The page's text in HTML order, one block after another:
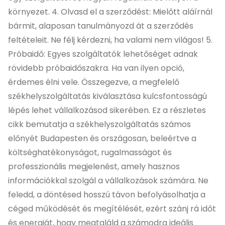
környezet. 4. Olvasd el a szerződést: Mielőtt aláírnál
bármit, alaposan tanulmányozd át a szerződés
feltételeit. Ne félj kérdezni, ha valami nem világos! 5.
Próbaidő: Egyes szolgáltatók lehetőséget adnak
rövidebb próbaidőszakra. Ha van ilyen opció,
érdemes élni vele. Összegezve, a megfelelő
székhelyszolgáltatás kiválasztása kulcsfontosságú
lépés lehet vállalkozásod sikerében. Ez a részletes
cikk bemutatja a székhelyszolgáltatás számos
előnyét Budapesten és országosan, beleértve a
költséghatékonyságot, rugalmasságot és
professzionális megjelenést, amely hasznos
információkkal szolgál a vállalkozások számára. Ne
feledd, a döntésed hosszú távon befolyásolhatja a
céged működését és megítélését, ezért szánj rá időt
és energiát, hogy megtaláld a számodra ideális